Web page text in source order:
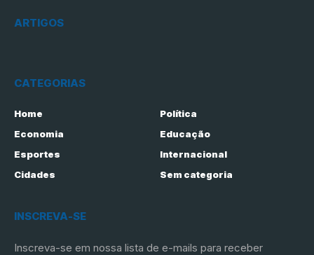
ARTIGOS
CATEGORIAS
Home
Política
Economia
Educação
Esportes
Internacional
Cidades
Sem categoria
INSCREVA-SE
Inscreva-se em nossa lista de e-mails para receber